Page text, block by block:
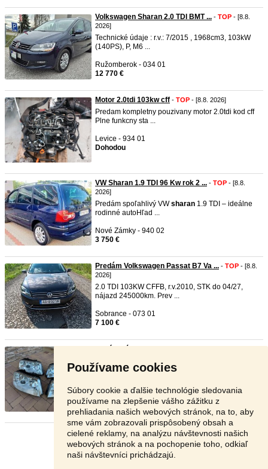
Používame cookies
Súbory cookie a ďalšie technológie sledovania
používame na zlepšenie vášho zážitku z
prehliadania našich webových stránok, na to, aby
sme vám zobrazovali prispôsobený obsah a
cielené reklamy, na analýzu návštevnosti našich
webových stránok a na pochopenie toho, odkiaľ
naši návštevníci prichádzajú.
Volkswagen Sharan 2.0 TDI BMT ... - TOP - [8.8.
2026]
Technické údaje : r.v.: 7/2015 , 1968cm3, 103kW
(140PS), P, M6 ...
Ružomberok - 034 01
12 770 €
Motor 2.0tdi 103kw cff - TOP - [8.8. 2026]
Predam kompletny pouzivany motor 2.0tdi kod cff
Plne funkcny sta ...
Levice - 934 01
Dohodou
VW Sharan 1.9 TDI 96 Kw rok 2 ... - TOP - [8.8.
2026]
Predám spoľahlivý VWsharan 1.9 TDI – ideálne
rodinné auto ​Hľad ...
Nové Zámky - 940 02
3 750 €
Predám Volkswagen Passat B7 Va ... - TOP - [8.8.
2026]
2.0 TDI 103KW CFFB, r.v.2010, STK do 04/27,
nájazd 245000km. Prev ...
Sobrance - 073 01
7 100 €
Predám profesionálne zrepasované xenónové
Trenčín - 914 01
170 €
Stránka: 1 2 3 Ďalšia